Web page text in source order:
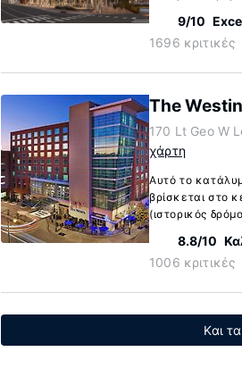
9/10
1696 κριτικές
The
170 Lt Geo W
χάρτη
Αυτό το
βρίσκεται στο
(ιστορικός
8.8/10
1006 κριτικές
Και